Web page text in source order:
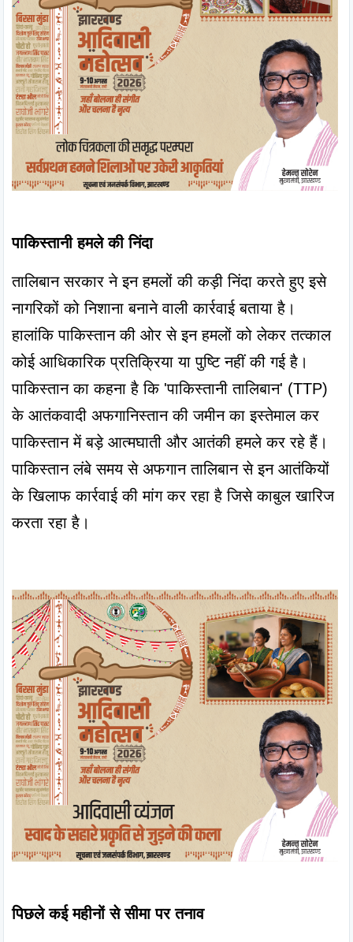
पाकिस्तानी हमले की निंदा
तालिबान सरकार ने इन हमलों की कड़ी निंदा करते हुए इसे
नागरिकों को निशाना बनाने वाली कार्रवाई बताया है।
हालांकि पाकिस्तान की ओर से इन हमलों को लेकर तत्काल
कोई आधिकारिक प्रतिक्रिया या पुष्टि नहीं की गई है।
पाकिस्तान का कहना है कि 'पाकिस्तानी तालिबान' (TTP)
के आतंकवादी अफगानिस्तान की जमीन का इस्तेमाल कर
पाकिस्तान में बड़े आत्मघाती और आतंकी हमले कर रहे हैं।
पाकिस्तान लंबे समय से अफगान तालिबान से इन आतंकियों
के खिलाफ कार्रवाई की मांग कर रहा है जिसे काबुल खारिज
करता रहा है।
पिछले कई महीनों से सीमा पर तनाव